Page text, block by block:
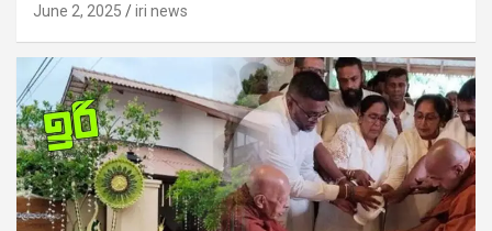
June 2, 2025 iri news